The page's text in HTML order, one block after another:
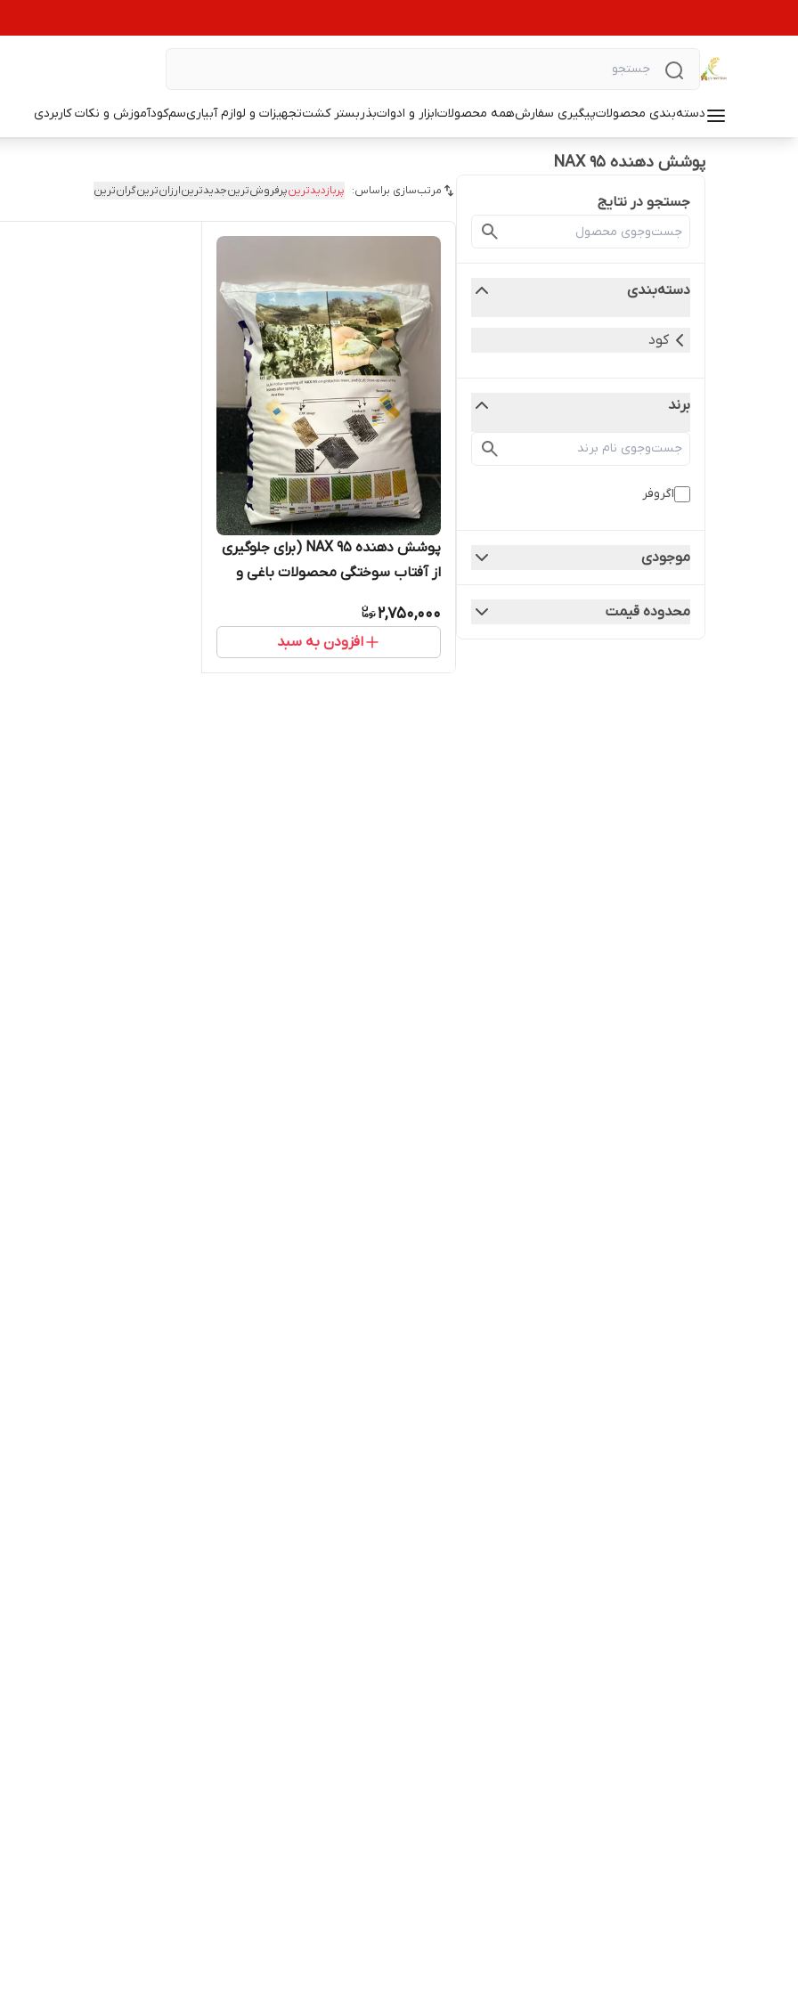
دسته‌بندی محصولاتپیگیری سفارشهمه محصولاتابزار و ادواتبذربستر کشتتجهیزات و لوازم آبیاریسمکودآموزش و نکات کاربردی
پوشش دهنده NAX 95
جستجو در نتایج
دسته‌بندی
کود
برند
اگروفر
موجودی
محدوده قیمت
مرتب‌سازی براساس: پربازدیدترینپرفروش‌ترینجدیدترینارزان‌ترینگران‌ترین
پوشش دهنده NAX 95 (برای جلوگیری
از آفتاب سوختگی محصولات باغی و
2,750,000
افزودن به سبد